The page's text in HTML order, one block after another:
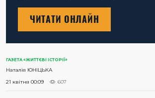
ЧИТАТИ ОНЛАЙН
ГАЗЕТА «ЖИТТЄВІ ІСТОРІЇ»
Наталія ЮНІЦЬКА
21 квітня 00:09
607